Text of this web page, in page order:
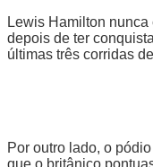
Lewis Hamilton
depois de ter
últimas três corridas
Por outro lado, o
que o britânico